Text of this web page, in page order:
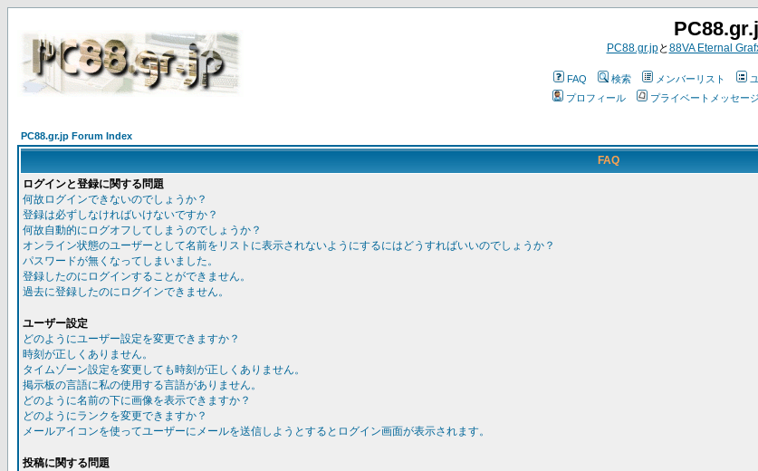
PC88.gr.jpと88VA Eternal
FAQ 検索 メンバーリスト
プロフィール
プライベートメッセー
PC88.gr.jp Forum Index
FAQ
ログインと登録に関する問題
何故ログインできないのでしょうか？
登録は必ずしなければいけないですか？
何故自動的にログオフしてしまうのでしょうか？
オンライン状態のユーザーとして名前をリストに表示されないようにするにはどうすればいいのでしょうか？
パスワードが無くなってしまいました。
登録したのにログインすることができません。
過去に登録したのにログインできません。
ユーザー設定
どのようにユーザー設定を変更できますか？
時刻が正しくありません。
タイムゾーン設定を変更しても時刻が正しくありません。
掲示板の言語に私の使用する言語がありません。
どのように名前の下に画像を表示できますか？
どのようにランクを変更できますか？
メールアイコンを使ってユーザーにメールを送信しようとするとログイン画面が表示されます。
投稿に関する問題